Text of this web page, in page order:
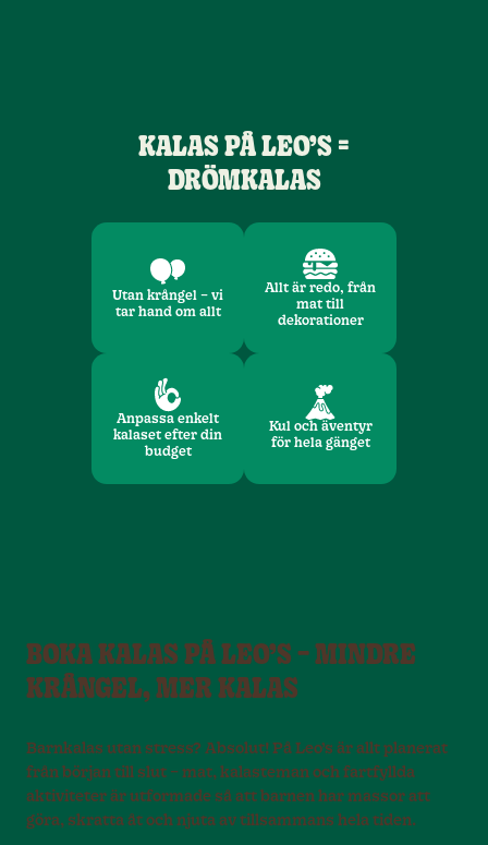
KALAS PÅ LEO’S =
DRÖMKALAS
Utan krångel – vi
tar hand om allt
Allt är redo, från
mat till
dekorationer
Anpassa enkelt
kalaset efter din
budget
Kul och äventyr
för hela gänget
BOKA KALAS PÅ LEO’S – MINDRE
KRÅNGEL, MER KALAS
Barnkalas utan stress? Absolut! På Leo’s är allt planerat
från början till slut – mat, kalasteman och fartfyllda
aktiviteter är utformade så att barnen har massor att
göra, skratta åt och njuta av tillsammans hela tiden.